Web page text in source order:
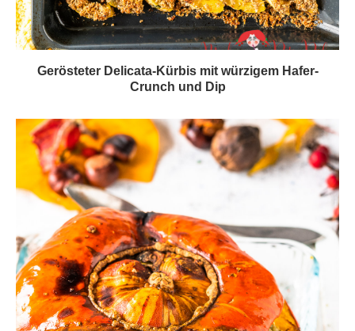
Gerösteter Delicata-Kürbis mit würzigem Hafer-
Crunch und Dip